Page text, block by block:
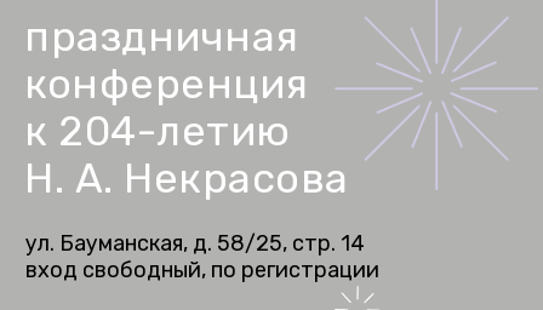
праздничная
конференция
к 204-летию
Н. А. Некрасова
ул. Бауманская, д. 58/25, стр. 14
вход свободный, по регистрации